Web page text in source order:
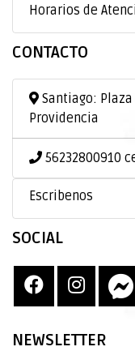
Horarios de
CONTACTO
Santiago:
Providencia
56232800910
Escribenos
SOCIAL
NEWSLETTER